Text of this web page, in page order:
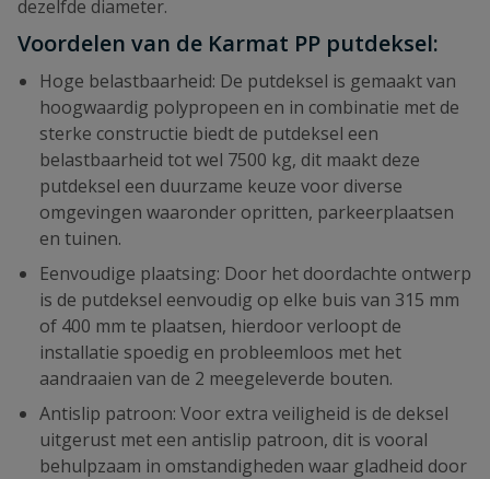
dezelfde diameter.
Voordelen van de Karmat PP putdeksel:
Hoge belastbaarheid: De putdeksel is gemaakt van
hoogwaardig polypropeen en in combinatie met de
sterke constructie biedt de putdeksel een
belastbaarheid tot wel 7500 kg, dit maakt deze
putdeksel een duurzame keuze voor diverse
omgevingen waaronder opritten, parkeerplaatsen
en tuinen.
Eenvoudige plaatsing: Door het doordachte ontwerp
is de putdeksel eenvoudig op elke buis van 315 mm
of 400 mm te plaatsen, hierdoor verloopt de
installatie spoedig en probleemloos met het
aandraaien van de 2 meegeleverde bouten.
Antislip patroon: Voor extra veiligheid is de deksel
uitgerust met een antislip patroon, dit is vooral
behulpzaam in omstandigheden waar gladheid door